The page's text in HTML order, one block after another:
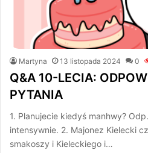
Martyna 13 listopada 2024 0
Q&A 10-LECIA:
PYTANIA
1. Planujecie kiedyś manhwy?
intensywnie. 2. Majonez Kielecki
smakoszy i Kieleckiego i…